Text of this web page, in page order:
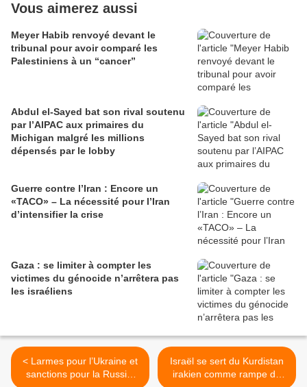
Vous aimerez aussi
Meyer Habib renvoyé devant le
tribunal pour avoir comparé les
Palestiniens à un “cancer”
Abdul el-Sayed bat son rival soutenu
par l’AIPAC aux primaires du
Michigan malgré les millions
dépensés par le lobby
Guerre contre l’Iran : Encore un
«TACO» – La nécessité pour l’Iran
d’intensifier la crise
Gaza : se limiter à compter les
victimes du génocide n’arrêtera pas
les israéliens
< Larmes pour l’Ukraine et
sanctions pour la Russie,
Israël se sert du Kurdistan
irakien comme rampe de